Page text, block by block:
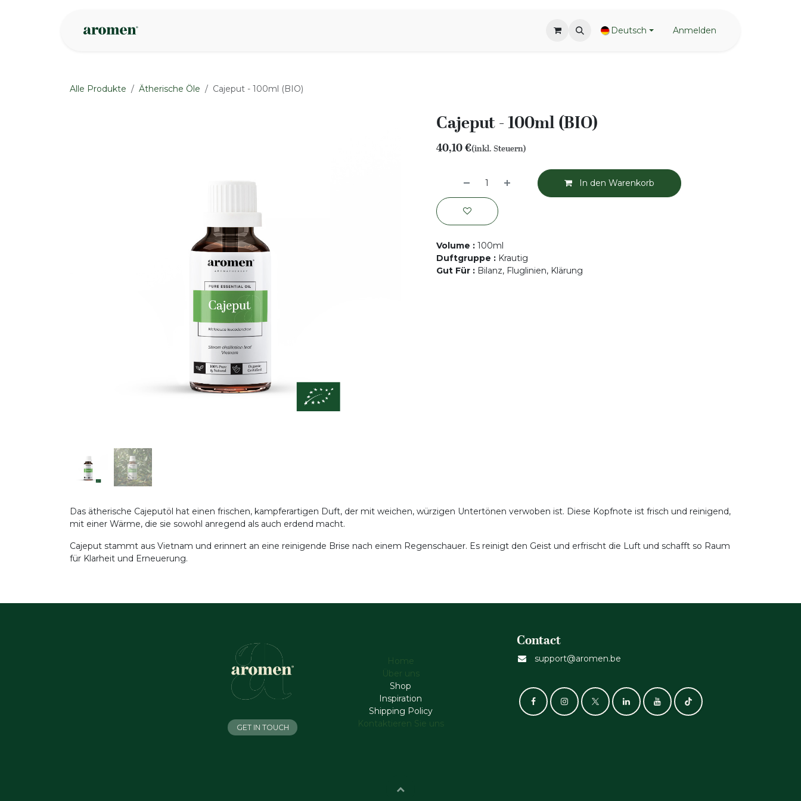
Deutsch Anmelden
Alle Produkte Ätherische Öle Cajeput - 100ml (BIO)
Cajeput - 100ml (BIO)
40,10€(inkl. Steuern)
In den Warenkorb
Volume : 100ml
Duftgruppe : Krautig
Gut Für : Bilanz, Fluglinien, Klärung
Das ätherische Cajeputöl hat einen frischen, kampferartigen Duft, der mit weichen, würzigen Untertönen verwoben ist. Diese Kopfnote ist frisch und reinigend,
mit einer Wärme, die sie sowohl anregend als auch erdend macht.
Cajeput stammt aus Vietnam und erinnert an eine reinigende Brise nach einem Regenschauer. Es reinigt den Geist und erfrischt die Luft und schafft so Raum
für Klarheit und Erneuerung.
Home
Über uns
Shop
Inspiration
Shipping Policy
Kontaktieren Sie uns
Contact
support@aromen.be
GET IN TOUCH